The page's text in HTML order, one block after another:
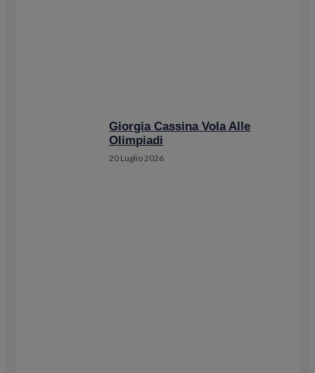
Giorgia Cassina Vola Alle
Olimpiadi
20 Luglio 2026